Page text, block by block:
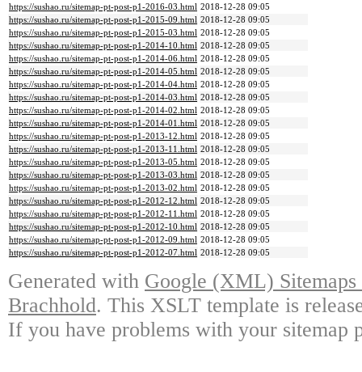
https://sushao.ru/sitemap-pt-post-p1-2016-03.html 2018-12-28 09:05
https://sushao.ru/sitemap-pt-post-p1-2015-09.html 2018-12-28 09:05
https://sushao.ru/sitemap-pt-post-p1-2015-03.html 2018-12-28 09:05
https://sushao.ru/sitemap-pt-post-p1-2014-10.html 2018-12-28 09:05
https://sushao.ru/sitemap-pt-post-p1-2014-06.html 2018-12-28 09:05
https://sushao.ru/sitemap-pt-post-p1-2014-05.html 2018-12-28 09:05
https://sushao.ru/sitemap-pt-post-p1-2014-04.html 2018-12-28 09:05
https://sushao.ru/sitemap-pt-post-p1-2014-03.html 2018-12-28 09:05
https://sushao.ru/sitemap-pt-post-p1-2014-02.html 2018-12-28 09:05
https://sushao.ru/sitemap-pt-post-p1-2014-01.html 2018-12-28 09:05
https://sushao.ru/sitemap-pt-post-p1-2013-12.html 2018-12-28 09:05
https://sushao.ru/sitemap-pt-post-p1-2013-11.html 2018-12-28 09:05
https://sushao.ru/sitemap-pt-post-p1-2013-05.html 2018-12-28 09:05
https://sushao.ru/sitemap-pt-post-p1-2013-03.html 2018-12-28 09:05
https://sushao.ru/sitemap-pt-post-p1-2013-02.html 2018-12-28 09:05
https://sushao.ru/sitemap-pt-post-p1-2012-12.html 2018-12-28 09:05
https://sushao.ru/sitemap-pt-post-p1-2012-11.html 2018-12-28 09:05
https://sushao.ru/sitemap-pt-post-p1-2012-10.html 2018-12-28 09:05
https://sushao.ru/sitemap-pt-post-p1-2012-09.html 2018-12-28 09:05
https://sushao.ru/sitemap-pt-post-p1-2012-07.html 2018-12-28 09:05
Generated with Google (XML)
Brachhold. This XSLT template is
If you have problems with your sitemap